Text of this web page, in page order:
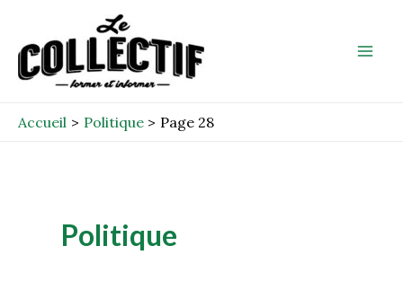
contenu
Accueil Politique Page 28
Politique
pagination